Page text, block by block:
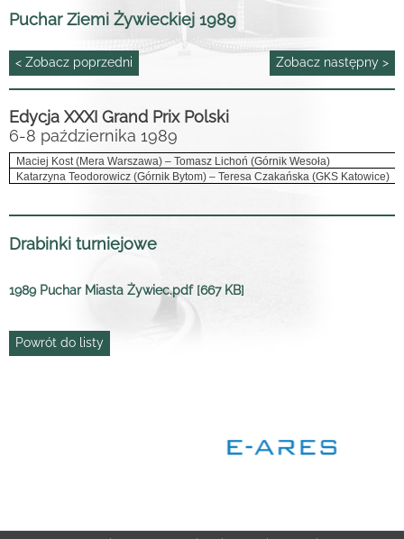
Puchar Ziemi Żywieckiej 1989
< Zobacz poprzedni Zobacz następny >
Edycja XXXI Grand Prix Polski
6-8 października 1989
Maciej Kost (Mera Warszawa) – Tomasz Lichoń (Górnik Wesoła)
Katarzyna Teodorowicz (Górnik Bytom) – Teresa Czakańska (GKS Katowice)
Drabinki turniejowe
1989 Puchar Miasta Żywiec.pdf [667 KB]
Powrót do listy